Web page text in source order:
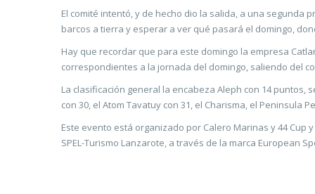
El comité intentó, y de hecho dio la salida, a una segunda
barcos a tierra y esperar a ver qué pasará el domingo,
Hay que recordar que para este domingo la empresa
correspondientes a la jornada del domingo, saliendo del
La clasificación general la encabeza Aleph con 14 puntos,
con 30, el Atom Tavatuy con 31, el Charisma, el Peninsula
Este evento está organizado por Calero Marinas y 44 Cup
SPEL-Turismo Lanzarote, a través de la marca European